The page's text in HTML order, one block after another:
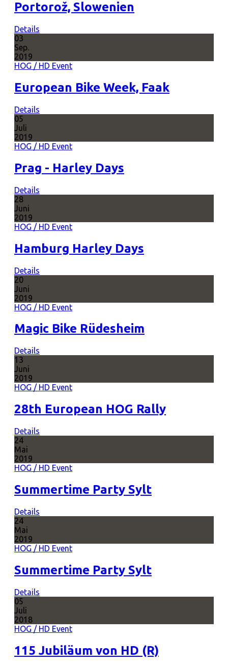
Portorož, Slowenien
Details
03
Sep.
2019
HOG / HD Event
European Bike Week, Faak
Details
05
Juli
2019
HOG / HD Event
Prag - Harley Days
Details
28
Juni
2019
HOG / HD Event
Hamburg Harley Days
Details
20
Juni
2019
HOG / HD Event
Magic Bike Rüdesheim
Details
13
Juni
2019
HOG / HD Event
28th European HOG Rally
Details
24
Mai
2019
HOG / HD Event
Summertime Party Sylt
Details
24
Mai
2019
HOG / HD Event
Summertime Party Sylt
Details
05
Juli
2018
HOG / HD Event
115 Jubiläum von HD (R)